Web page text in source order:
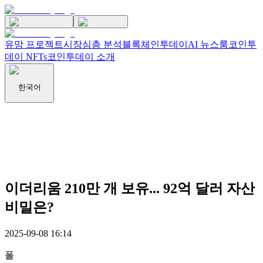
유망 프로젝트시장심층 분석블록체인투데이 AI 뉴스룸코인투
데이 NFTs코인투데이 소개
한국어
이더리움 210만 개 보유... 92억 달러 자산
비밀은?
2025-09-08 16:14
폴